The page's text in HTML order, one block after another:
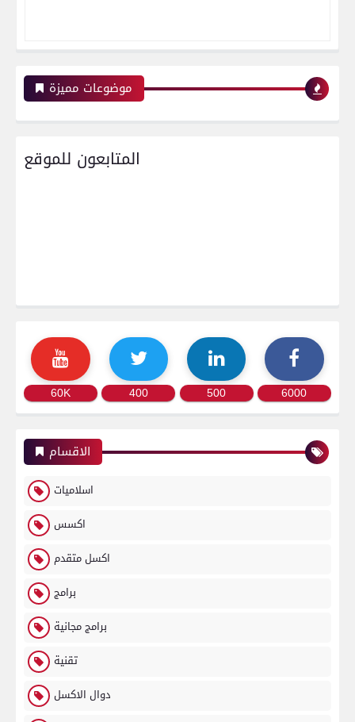
موضوعات مميزة
المتابعون للموقع
60K 400 500 6000
الاقسام
اسلاميات
اكسس
اكسل متقدم
برامج
برامج مجانية
تقنية
دوال الاكسل